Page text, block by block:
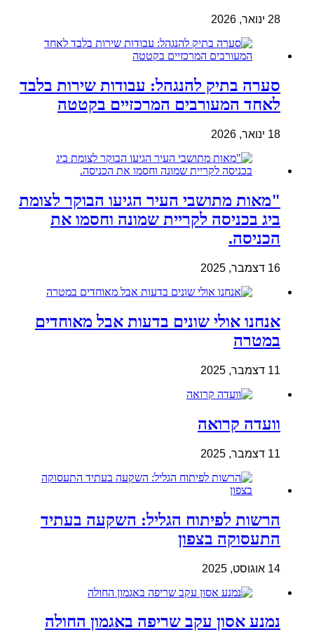
28 ינואר, 2026
סערה בתיק להנגהל: עבודות שירות בלבד
לאחד המעורבים המרכזיים בקטטה
18 ינואר, 2026
"מאות מתושבי העיר הגיעו הבוקר לצומת
ביג בכניסה לקריית שמונה וחסמו את
הכניסה.
16 דצמבר, 2025
אנחנו אולי שונים בדעות אבל מאוחדים
במטרה
11 דצמבר, 2025
וועדה קרואה
11 דצמבר, 2025
הרשות לפיתוח הגליל: השקעה בעתיד
התעסוקה בצפון
14 אוגוסט, 2025
נמנע אסון עקב שריפה באגמון החולה